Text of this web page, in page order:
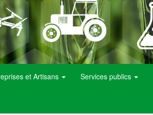
et Artisans Services publics